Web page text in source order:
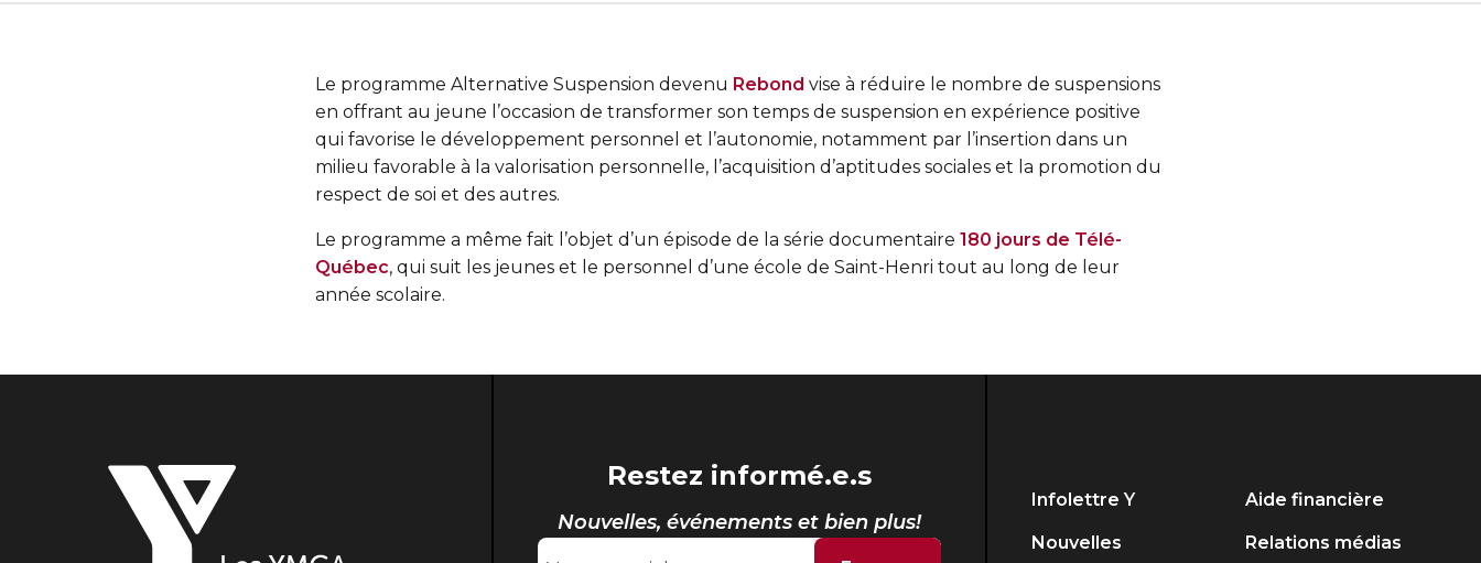
Le programme Alternative Suspension devenu Rebond vise à réduire le nombre de suspensions
en offrant au jeune l’occasion de transformer son temps de suspension en expérience positive
qui favorise le développement personnel et l’autonomie, notamment par l’insertion dans un
milieu favorable à la valorisation personnelle, l’acquisition d’aptitudes sociales et la promotion du
respect de soi et des autres.
Le programme a même fait l’objet d’un épisode de la série documentaire 180 jours de Télé-
Québec, qui suit les jeunes et le personnel d’une école de Saint-Henri tout au long de leur
année scolaire.
Restez informé.e.s
Nouvelles, événements et bien plus!
Infolettre Y
Nouvelles
Aide financière
Relations médias